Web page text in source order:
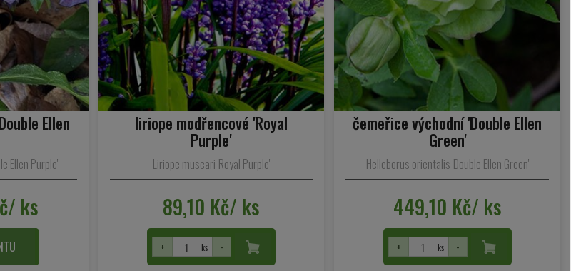
Ellen
Ellen Purple'
ks
liriope modřencové 'Royal
Purple'
Liriope muscari 'Royal Purple'
89,10 Kč/ ks
+ ks -
čemeřice východní 'Double Ellen
Green'
Helleborus orientalis 'Double Ellen Green'
449,10 Kč/ ks
+ ks -